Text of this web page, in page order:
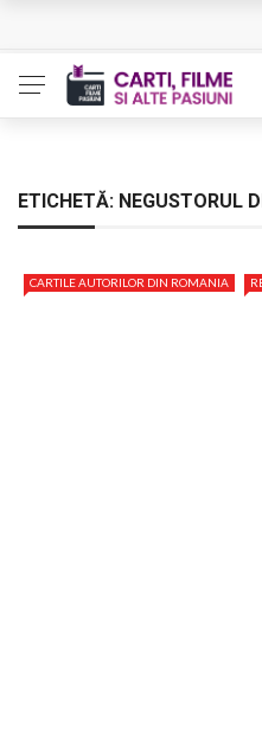
The Man Who Sold Air in
Queer – Un Burroughs
Luati-ma drept un vis.
ETICHETĂ: NEGUSTORUL
CARTILE AUTORILOR DIN ROMANIA